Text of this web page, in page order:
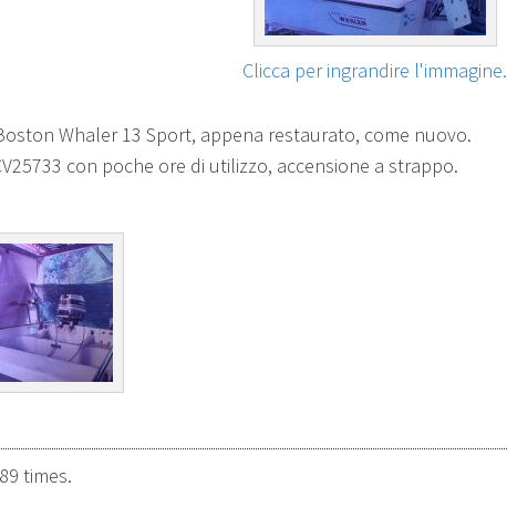
Clicca per ingrandire l'immagine.
Whaler 13 Sport, appena restaurato, come nuovo.
con poche ore di utilizzo, accensione a strappo.
times.